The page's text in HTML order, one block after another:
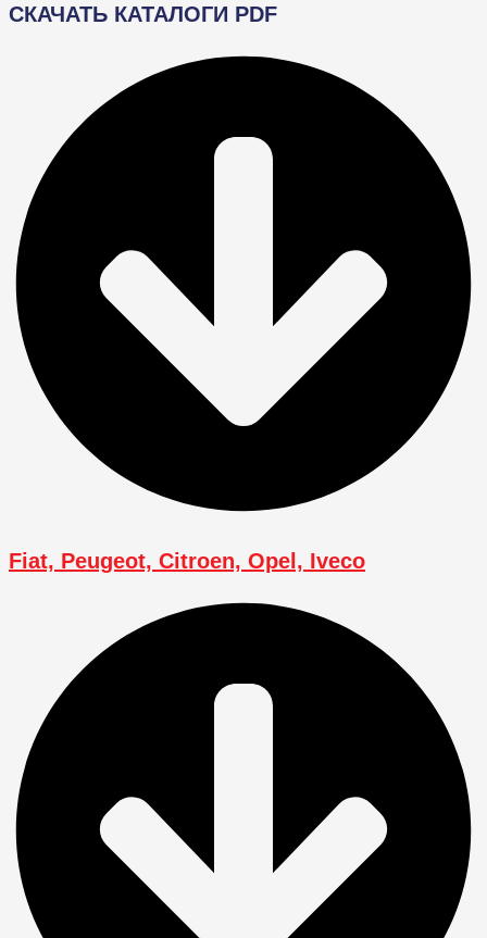
СКАЧАТЬ КАТАЛОГИ PDF
Fiat, Peugeot, Citroen, Opel, Iveco